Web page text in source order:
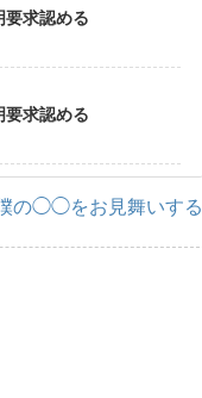
求認める
求認める
の◯◯をお見舞いする